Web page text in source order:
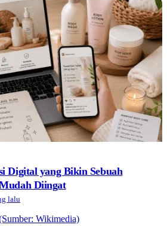
Digital yang Bikin Sebuah
Diingat
lalu